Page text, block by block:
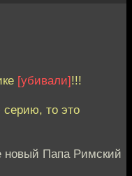
[убивали]!!!
то это
новый Папа Римский